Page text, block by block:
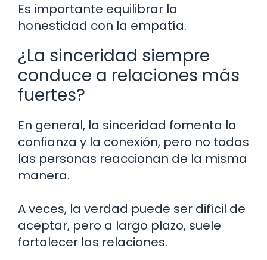
Es importante equilibrar la
honestidad con la empatía.
¿La sinceridad siempre
conduce a relaciones más
fuertes?
En general, la sinceridad fomenta la
confianza y la conexión, pero no todas
las personas reaccionan de la misma
manera.
A veces, la verdad puede ser difícil de
aceptar, pero a largo plazo, suele
fortalecer las relaciones.